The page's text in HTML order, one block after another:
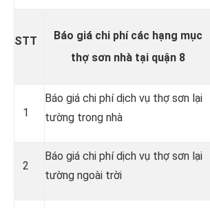
STT
Báo giá chi phí các hạng mục
thợ sơn nhà tại quận 8
1
Báo giá chi phí dịch vụ thợ sơn lại
tường trong nhà
2
Báo giá chi phí dịch vụ thợ sơn lại
tường ngoài trời